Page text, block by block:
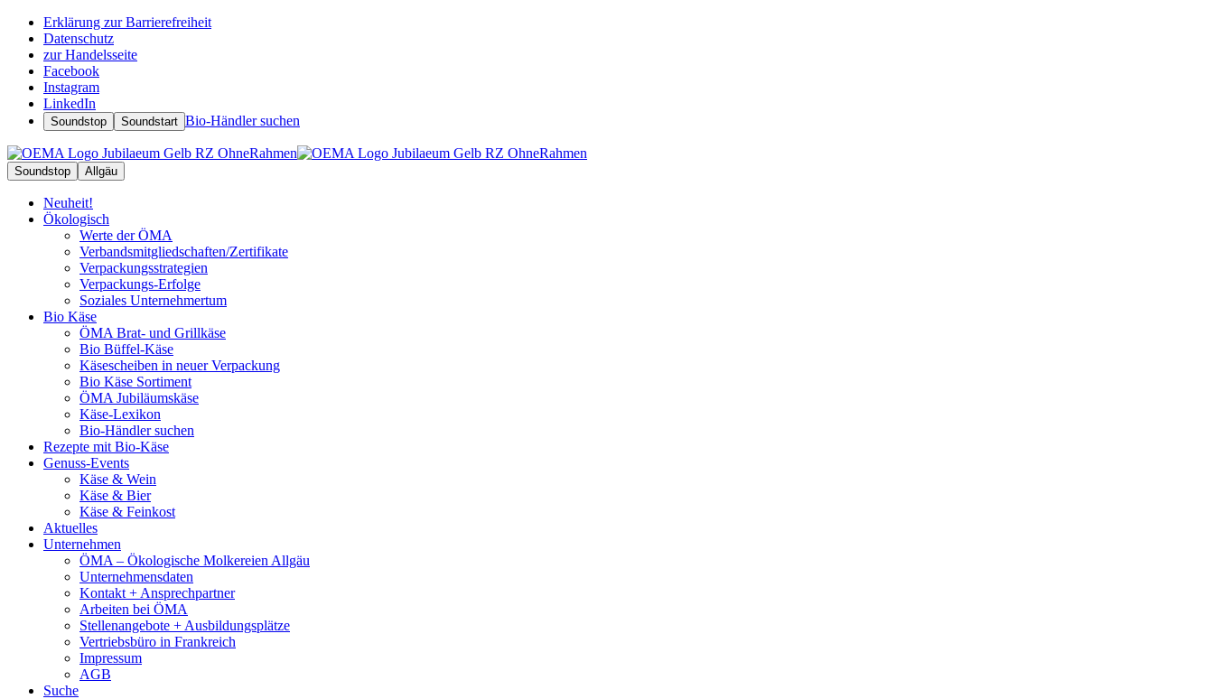
Erklärung zur Barrierefreiheit
Datenschutz
zur Handelsseite
Facebook
Instagram
LinkedIn
Soundstop Soundstart Bio-Händler suchen
Soundstop Allgäu
Neuheit!
Ökologisch
Werte der ÖMA
Verbandsmitgliedschaften/Zertifikate
Verpackungsstrategien
Verpackungs-Erfolge
Soziales Unternehmertum
Bio Käse
ÖMA Brat- und Grillkäse
Bio Büffel-Käse
Käsescheiben in neuer Verpackung
Bio Käse Sortiment
ÖMA Jubiläumskäse
Käse-Lexikon
Bio-Händler suchen
Rezepte mit Bio-Käse
Genuss-Events
Käse & Wein
Käse & Bier
Käse & Feinkost
Aktuelles
Unternehmen
ÖMA – Ökologische Molkereien Allgäu
Unternehmensdaten
Kontakt + Ansprechpartner
Arbeiten bei ÖMA
Stellenangebote + Ausbildungsplätze
Vertriebsbüro in Frankreich
Impressum
AGB
Suche